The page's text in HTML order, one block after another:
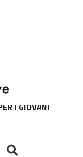
I GIOVANI